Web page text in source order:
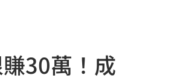
30萬！成